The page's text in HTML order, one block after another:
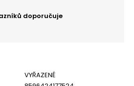
doporučuje
VYŘAZENÉ